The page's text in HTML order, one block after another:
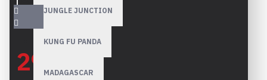
JUNGLE JUNCTION
KUNG FU PANDA
MADAGASCAR
29,90€